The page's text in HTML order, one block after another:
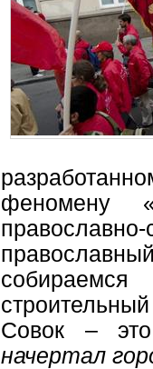
феномену
Совок –
начертал